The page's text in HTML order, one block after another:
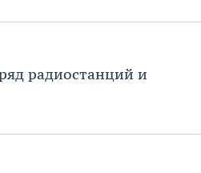
радиостанций и